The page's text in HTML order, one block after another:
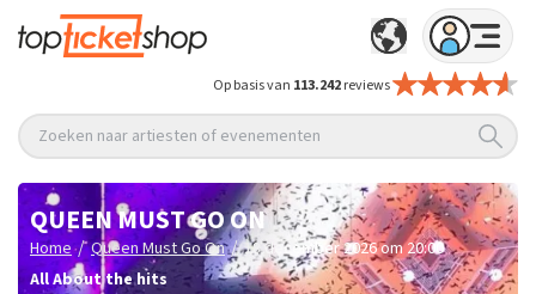
Op basis van 113.242reviews
Zoeken naar artiesten of evenementen
QUEEN MUST GO ON
Home / Queen Must Go On / 18 december 2026 om 20:00
All About the hits